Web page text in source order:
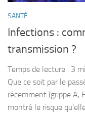
SANTÉ
Infections :
transmission ?
Temps de lecture : 3
Que ce soit par le
récemment (grippe A,
montré le risque